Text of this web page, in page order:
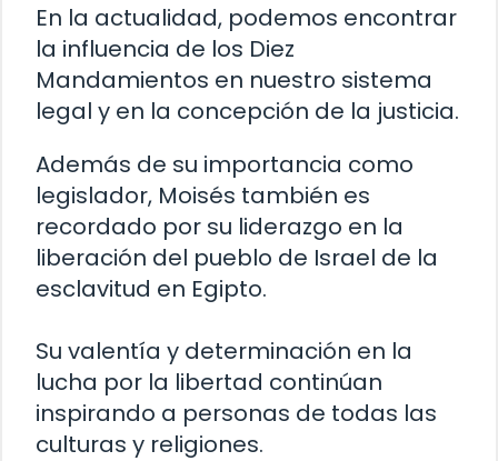
En la actualidad, podemos encontrar
la influencia de los Diez
Mandamientos en nuestro sistema
legal y en la concepción de la justicia.
Además de su importancia como
legislador, Moisés también es
recordado por su liderazgo en la
liberación del pueblo de Israel de la
esclavitud en Egipto.
Su valentía y determinación en la
lucha por la libertad continúan
inspirando a personas de todas las
culturas y religiones.